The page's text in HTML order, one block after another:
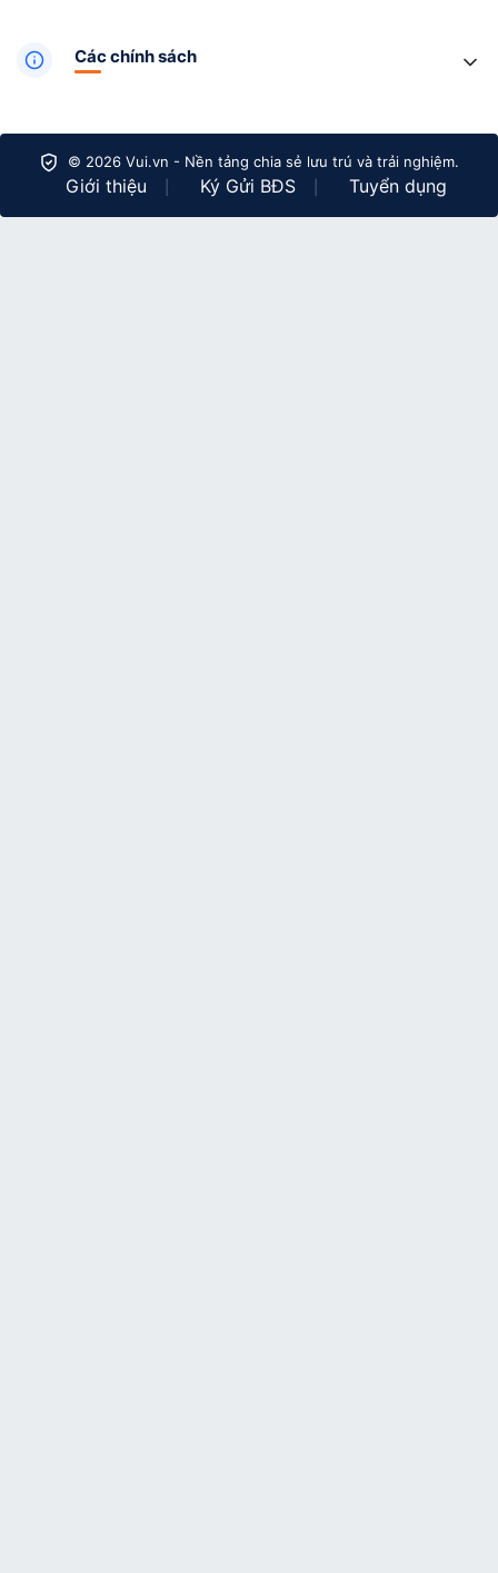
Các chính sách
© 2026 Vui.vn - Nền tảng chia sẻ lưu trú và trải nghiệm.
Giới thiệu Ký Gửi BĐS Tuyển dụng